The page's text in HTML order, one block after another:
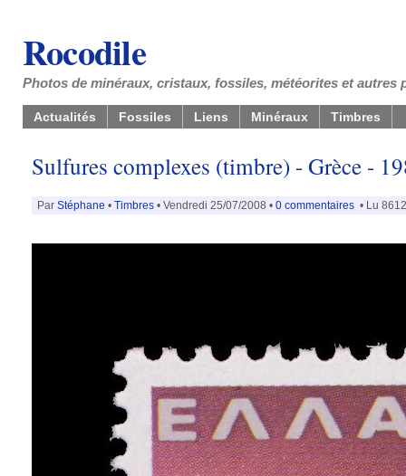
Rocodile
Photos de minéraux, cristaux, fossiles, météorites et
Actualités Fossiles Liens Minéraux Timbres
Sulfures complexes (timbre) - Grèce -
Par Stéphane • Timbres • Vendredi 25/07/2008 • 0 commentaires • Lu